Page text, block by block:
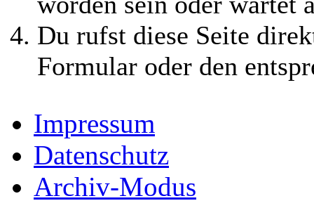
Du rufst diese Seite
Formular oder den
Impressum
Datenschutz
Archiv-Modus